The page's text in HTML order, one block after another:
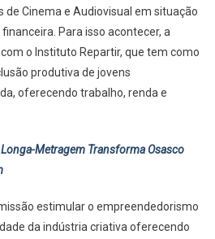
de Cinema e Audiovisual em situação
Para isso acontecer, a
o Instituto Repartir, que tem como
produtiva de jovens
oferecendo trabalho, renda e
Metragem Transforma Osasco
estimular o empreendedorismo
da indústria criativa oferecendo